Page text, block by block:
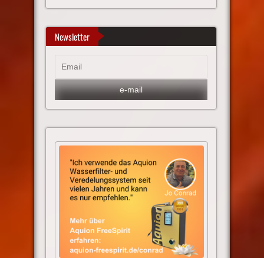
Newsletter